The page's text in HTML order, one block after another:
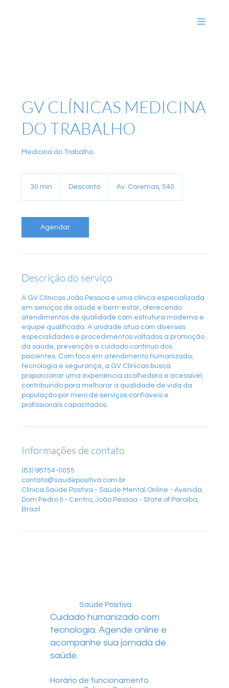
GV CLÍNICAS MEDICINA
DO TRABALHO
Medicina do Trabalho.
30 min
i
n
Desconto Av. Coremas, 540
Agendar
Descrição do serviço
A GV Clínicas João Pessoa é uma clínica especializada
em serviços de saúde e bem-estar, oferecendo
atendimentos de qualidade com estrutura moderna e
equipe qualificada. A unidade atua com diversas
especialidades e procedimentos voltados à promoção
da saúde, prevenção e cuidado contínuo dos
pacientes. Com foco em atendimento humanizado,
tecnologia e segurança, a GV Clínicas busca
proporcionar uma experiência acolhedora e acessível,
contribuindo para melhorar a qualidade de vida da
população por meio de serviços confiáveis e
profissionais capacitados.
Informações de contato
(83) 98754-0055
contato@saudepositiva.com.br
Clínica Saúde Postiva - Saúde Mental Online - Avenida
Dom Pedro II - Centro, João Pessoa - State of Paraíba,
Brazil
Cuidado humanizado com
tecnologia. Agende online e
acompanhe sua jornada de
saúde.
Horário de funcionamento
Saúde Positiva